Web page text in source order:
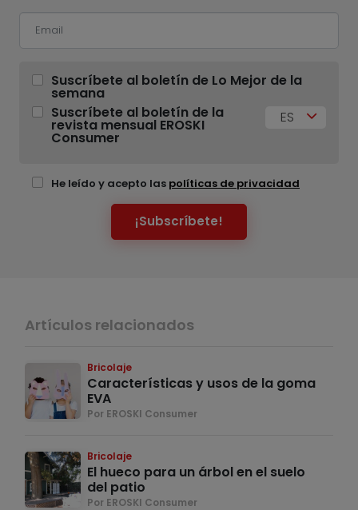
Suscríbete al boletín de Lo Mejor de la
semana
Suscríbete al boletín de la
revista mensual EROSKI
Consumer
ES
He leído y acepto las políticas de privacidad
¡Subscríbete!
Artículos relacionados
Bricolaje
Características y usos de la goma
EVA
Por EROSKI Consumer
Bricolaje
El hueco para un árbol en el suelo
del patio
Por EROSKI Consumer